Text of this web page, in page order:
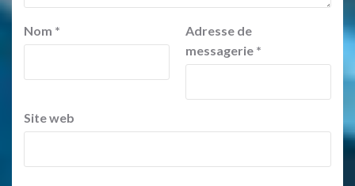
Nom *
Adresse de
messagerie *
Site web